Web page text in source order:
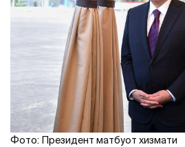
Фото: Президент матбуот хизмати